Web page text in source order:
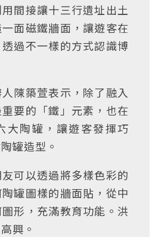
間接讓十三行遺址出土
面磁鐵牆面，讓遊客在
過不一樣的方式認識博
陳築萱表示，除了融入
要的「鐵」元素，也在
大陶罐，讓遊客發揮巧
罐造型。
可以透過將多樣色彩的
罐圖樣的牆面貼，從中
形，充滿教育功能。洪
興。